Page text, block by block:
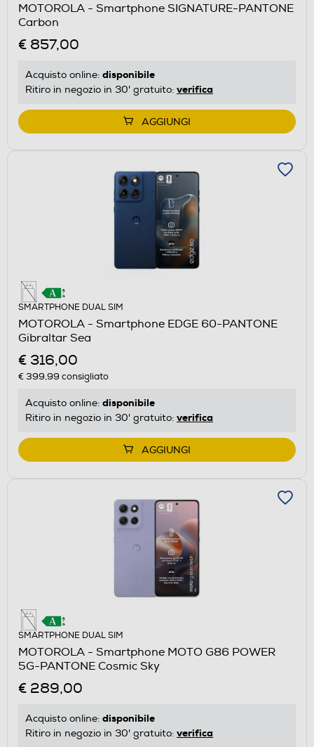
MOTOROLA - Smartphone SIGNATURE-PANTONE
Carbon
€ 857,00
Acquisto online: disponibile
Ritiro in negozio in 30' gratuito: verifica
AGGIUNGI
SMARTPHONE DUAL SIM
MOTOROLA - Smartphone EDGE 60-PANTONE
Gibraltar Sea
€ 316,00
€ 399,99 consigliato
Acquisto online: disponibile
Ritiro in negozio in 30' gratuito: verifica
AGGIUNGI
SMARTPHONE DUAL SIM
MOTOROLA - Smartphone MOTO G86 POWER
5G-PANTONE Cosmic Sky
€ 289,00
Acquisto online: disponibile
Ritiro in negozio in 30' gratuito: verifica